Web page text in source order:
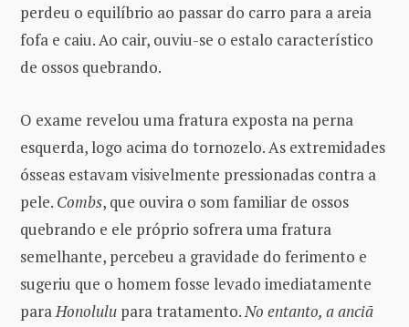
perdeu o equilíbrio ao passar do carro para a areia
fofa e caiu. Ao cair, ouviu-se o estalo característico
de ossos quebrando.
O exame revelou uma fratura exposta na perna
esquerda, logo acima do tornozelo. As extremidades
ósseas estavam visivelmente pressionadas contra a
pele. Combs, que ouvira o som familiar de ossos
quebrando e ele próprio sofrera uma fratura
semelhante, percebeu a gravidade do ferimento e
sugeriu que o homem fosse levado imediatamente
paraHonolulu para tratamento.No entanto, a anciã